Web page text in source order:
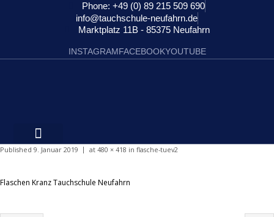
Phone: +49 (0) 89 215 509 690
info@tauchschule-neufahrn.de
Marktplatz 11B - 85375 Neufahrn
INSTAGRAMFACEBOOKYOUTUBE
Published 9. Januar 2019 at 480 × 418 in flasche-tuev2
Flaschen Kranz Tauchschule Neufahrn